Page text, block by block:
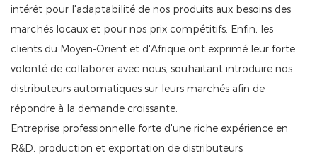
intérêt pour l'adaptabilité de nos produits aux besoins des
marchés locaux et pour nos prix compétitifs. Enfin, les
clients du Moyen-Orient et d'Afrique ont exprimé leur forte
volonté de collaborer avec nous, souhaitant introduire nos
distributeurs automatiques sur leurs marchés afin de
répondre à la demande croissante.
Entreprise professionnelle forte d'une riche expérience en
R&D, production et exportation de distributeurs